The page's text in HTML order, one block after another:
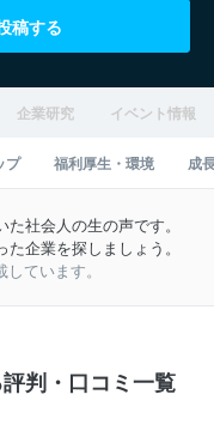
稿する
企業研究 イベント情報
プ 福利厚生・環境 成
社会人の生の声です。
企業を探しましょう。
ています。
判・口コミ一覧